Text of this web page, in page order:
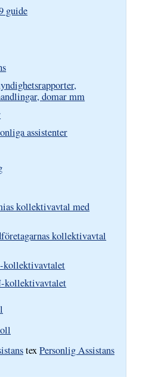
guide
domar mm
assistenter
kollektivavtal med
kollektivavtal
kollektivavtalet
kollektivavtalet
texPersonlig Assistans